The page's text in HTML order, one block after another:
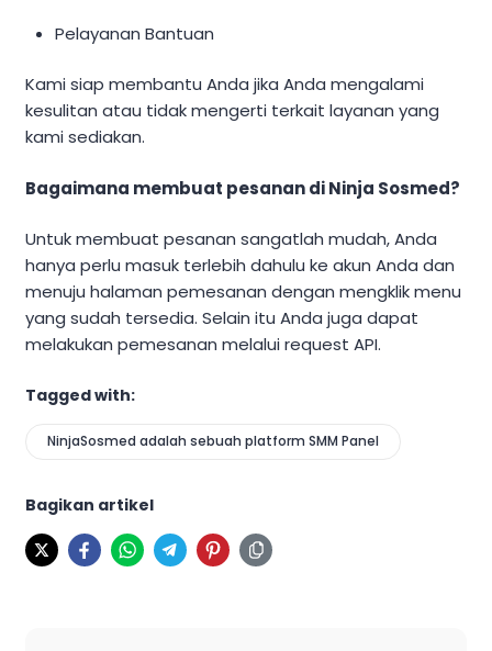
Pelayanan Bantuan
Kami siap membantu Anda jika Anda mengalami
kesulitan atau tidak mengerti terkait layanan yang
kami sediakan.
Bagaimana membuat pesanan di Ninja Sosmed?
Untuk membuat pesanan sangatlah mudah, Anda
hanya perlu masuk terlebih dahulu ke akun Anda dan
menuju halaman pemesanan dengan mengklik menu
yang sudah tersedia. Selain itu Anda juga dapat
melakukan pemesanan melalui request API.
Tagged with:
NinjaSosmed adalah sebuah platform SMM Panel
Bagikan artikel